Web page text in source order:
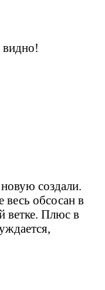
видно!
создали.
обсосан в
ветке. Плюс в